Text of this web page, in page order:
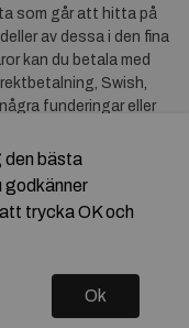
som går att hitta på
av dessa i den fina
kan du betala med
Swish,
funderingar eller
kan duklicka här
den bästa
godkänner
trycka OK och
Ok